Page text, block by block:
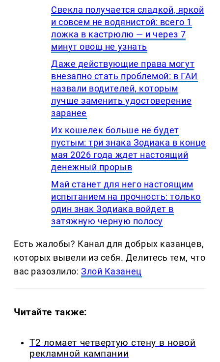
Свекла получается сладкой, яркой
и совсем не водянистой: всего 1
ложка в кастрюлю — и через 7
минут овощ не узнать
Даже действующие права могут
внезапно стать проблемой: в ГАИ
назвали водителей, которым
лучше заменить удостоверение
заранее
Их кошелек больше не будет
пустым: три знака Зодиака в конце
мая 2026 года ждет настоящий
денежный прорыв
Май станет для него настоящим
испытанием на прочность: только
один знак Зодиака войдет в
затяжную черную полосу
Есть жалобы? Канал для добрых казанцев,
которых вывели из себя. Делитеcь тем, что
вас разозлило:Злой Казанец
Читайте также:
Т2 ломает четвертую стену в новой
рекламной кампании